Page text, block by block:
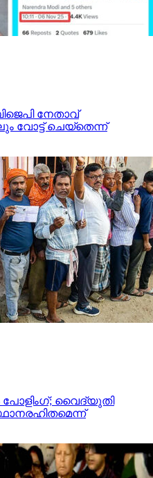
നേതാവ്
വോട്ട് ചെയ്‌തെന്ന്
പോളിംഗ്; വൈദ്യുതി